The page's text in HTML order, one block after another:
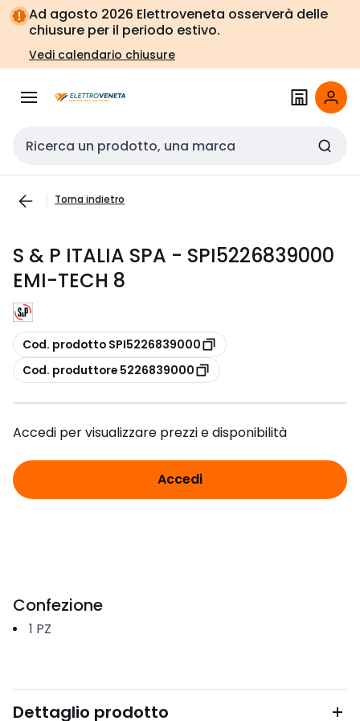
Vai alla
navigazione
Vai
alla
pagina
Ad agosto 2026 Elettroveneta osserverà delle
chiusure per il periodo estivo.
Vedi calendario chiusure
Cerca input
Torna indietro
S & P ITALIA SPA - SPI5226839000
EMI-TECH 8
copia
Cod. prodotto SPI5226839000
copia
Cod. produttore 5226839000
Accedi per visualizzare prezzi e disponibilità
Accedi
Confezione
1 PZ
Dettaglio prodotto